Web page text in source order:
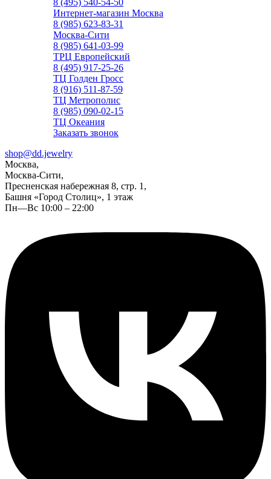
8 (495) 540-54-50
Интернет-магазин Москва
8 (985) 623-83-31
Москва-Сити
8 (985) 641-03-99
ТРЦ Европейский
8 (495) 917-25-26
ТЦ Голден Гросс
8 (916) 511-87-59
ТЦ Метрополис
8 (985) 090-02-15
ТЦ Океания
Заказать звонок
shop@dd.jewelry
Москва,
Москва-Сити,
Пресненская набережная 8, стр. 1,
Башня «Город Столиц», 1 этаж
Пн—Вс 10:00 – 22:00